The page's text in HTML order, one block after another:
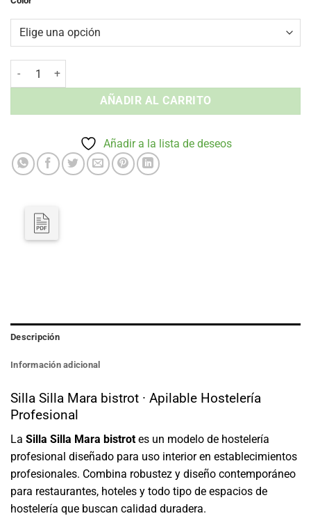
Silla sin Brazos Mara - Apilable Aluminio Exterior cantidad
AÑADIR AL CARRITO
Añadir a la lista de deseos
Descripción
Información adicional
Silla Silla Mara bistrot · Apilable Hostelería
Profesional
La Silla Silla Mara bistrot es un modelo de hostelería
profesional diseñado para uso interior en establecimientos
profesionales. Combina robustez y diseño contemporáneo
para restaurantes, hoteles y todo tipo de espacios de
hostelería que buscan calidad duradera.